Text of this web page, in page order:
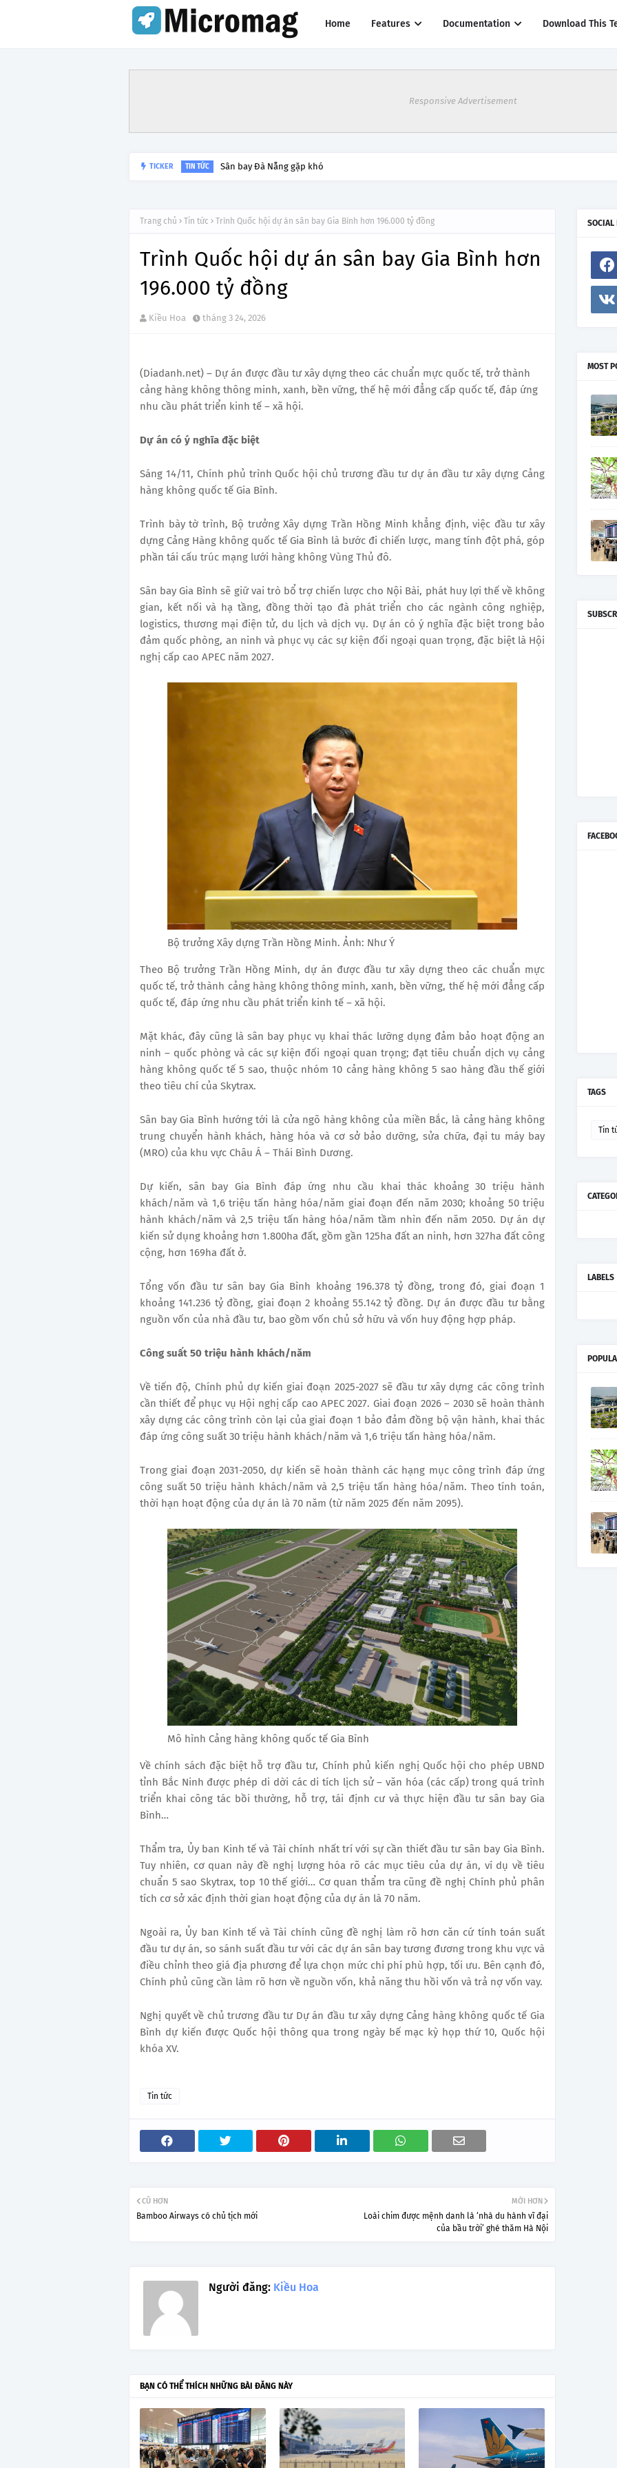
Home Features Documentation Download This
Responsive Advertisement
TICKER TIN TỨC Sân bay Đà Nẵng gặp khó
Trang chủ Tin tức Trình Quốc hội dự án sân bay Gia Bình hơn 196.000 tỷ đồng
Trình Quốc hội dự án sân bay Gia Bình hơn
196.000 tỷ đồng
Kiều Hoa tháng 3 24, 2026
(Diadanh.net) – Dự án được đầu tư xây dựng theo các chuẩn mực quốc tế, trở thành
cảng hàng không thông minh, xanh, bền vững, thế hệ mới đẳng cấp quốc tế, đáp ứng
nhu cầu phát triển kinh tế – xã hội.
Dự án có ý nghĩa đặc biệt
Sáng 14/11, Chính phủ trình Quốc hội chủ trương đầu tư dự án đầu tư xây dựng Cảng
hàng không quốc tế Gia Bình.
Trình bày tờ trình, Bộ trưởng Xây dựng Trần Hồng Minh khẳng định, việc đầu tư xây
dựng Cảng Hàng không quốc tế Gia Bình là bước đi chiến lược, mang tính đột phá, góp
phần tái cấu trúc mạng lưới hàng không Vùng Thủ đô.
Sân bay Gia Bình sẽ giữ vai trò bổ trợ chiến lược cho Nội Bài, phát huy lợi thế về không
gian, kết nối và hạ tầng, đồng thời tạo đà phát triển cho các ngành công nghiệp,
logistics, thương mại điện tử, du lịch và dịch vụ. Dự án có ý nghĩa đặc biệt trong bảo
đảm quốc phòng, an ninh và phục vụ các sự kiện đối ngoại quan trọng, đặc biệt là Hội
nghị cấp cao APEC năm 2027.
Bộ trưởng Xây dựng Trần Hồng Minh. Ảnh: Như Ý
Theo Bộ trưởng Trần Hồng Minh, dự án được đầu tư xây dựng theo các chuẩn mực
quốc tế, trở thành cảng hàng không thông minh, xanh, bền vững, thế hệ mới đẳng cấp
quốc tế, đáp ứng nhu cầu phát triển kinh tế – xã hội.
Mặt khác, đây cũng là sân bay phục vụ khai thác lưỡng dụng đảm bảo hoạt động an
ninh – quốc phòng và các sự kiện đối ngoại quan trọng; đạt tiêu chuẩn dịch vụ cảng
hàng không quốc tế 5 sao, thuộc nhóm 10 cảng hàng không 5 sao hàng đầu thế giới
theo tiêu chí của Skytrax.
Sân bay Gia Bình hướng tới là cửa ngõ hàng không của miền Bắc, là cảng hàng không
trung chuyển hành khách, hàng hóa và cơ sở bảo dưỡng, sửa chữa, đại tu máy bay
(MRO) của khu vực Châu Á – Thái Bình Dương.
Dự kiến, sân bay Gia Bình đáp ứng nhu cầu khai thác khoảng 30 triệu hành
khách/năm và 1,6 triệu tấn hàng hóa/năm giai đoạn đến năm 2030; khoảng 50 triệu
hành khách/năm và 2,5 triệu tấn hàng hóa/năm tầm nhìn đến năm 2050. Dự án dự
kiến sử dụng khoảng hơn 1.800ha đất, gồm gần 125ha đất an ninh, hơn 327ha đất công
cộng, hơn 169ha đất ở.
Tổng vốn đầu tư sân bay Gia Bình khoảng 196.378 tỷ đồng, trong đó, giai đoạn 1
khoảng 141.236 tỷ đồng, giai đoạn 2 khoảng 55.142 tỷ đồng. Dự án được đầu tư bằng
nguồn vốn của nhà đầu tư, bao gồm vốn chủ sở hữu và vốn huy động hợp pháp.
Công suất 50 triệu hành khách/năm
Về tiến độ, Chính phủ dự kiến giai đoạn 2025-2027 sẽ đầu tư xây dựng các công trình
cần thiết để phục vụ Hội nghị cấp cao APEC 2027. Giai đoạn 2026 – 2030 sẽ hoàn thành
xây dựng các công trình còn lại của giai đoạn 1 bảo đảm đồng bộ vận hành, khai thác
đáp ứng công suất 30 triệu hành khách/năm và 1,6 triệu tấn hàng hóa/năm.
Trong giai đoạn 2031-2050, dự kiến sẽ hoàn thành các hạng mục công trình đáp ứng
công suất 50 triệu hành khách/năm và 2,5 triệu tấn hàng hóa/năm. Theo tính toán,
thời hạn hoạt động của dự án là 70 năm (từ năm 2025 đến năm 2095).
Mô hình Cảng hàng không quốc tế Gia Bình
Về chính sách đặc biệt hỗ trợ đầu tư, Chính phủ kiến nghị Quốc hội cho phép UBND
tỉnh Bắc Ninh được phép di dời các di tích lịch sử – văn hóa (các cấp) trong quá trình
triển khai công tác bồi thường, hỗ trợ, tái định cư và thực hiện đầu tư sân bay Gia
Bình…
Thẩm tra, Ủy ban Kinh tế và Tài chính nhất trí với sự cần thiết đầu tư sân bay Gia Bình.
Tuy nhiên, cơ quan này đề nghị lượng hóa rõ các mục tiêu của dự án, ví dụ về tiêu
chuẩn 5 sao Skytrax, top 10 thế giới… Cơ quan thẩm tra cũng đề nghị Chính phủ phân
tích cơ sở xác định thời gian hoạt động của dự án là 70 năm.
Ngoài ra, Ủy ban Kinh tế và Tài chính cũng đề nghị làm rõ hơn căn cứ tính toán suất
đầu tư dự án, so sánh suất đầu tư với các dự án sân bay tương đương trong khu vực và
điều chỉnh theo giá địa phương để lựa chọn mức chi phí phù hợp, tối ưu. Bên cạnh đó,
Chính phủ cũng cần làm rõ hơn về nguồn vốn, khả năng thu hồi vốn và trả nợ vốn vay.
Nghị quyết về chủ trương đầu tư Dự án đầu tư xây dựng Cảng hàng không quốc tế Gia
Bình dự kiến được Quốc hội thông qua trong ngày bế mạc kỳ họp thứ 10, Quốc hội
khóa XV.
Tin tức
MỚI HƠN
Loài chim được mệnh danh là ‘nhà du hành vĩ đại
của bầu trời’ ghé thăm Hà Nội
CŨ HƠN
Bamboo Airways có chủ tịch mới
Người đăng: Kiều Hoa
BẠN CÓ THỂ THÍCH NHỮNG BÀI ĐĂNG NÀY
SOCIAL
MOST
TAGS
Tin
LABELS